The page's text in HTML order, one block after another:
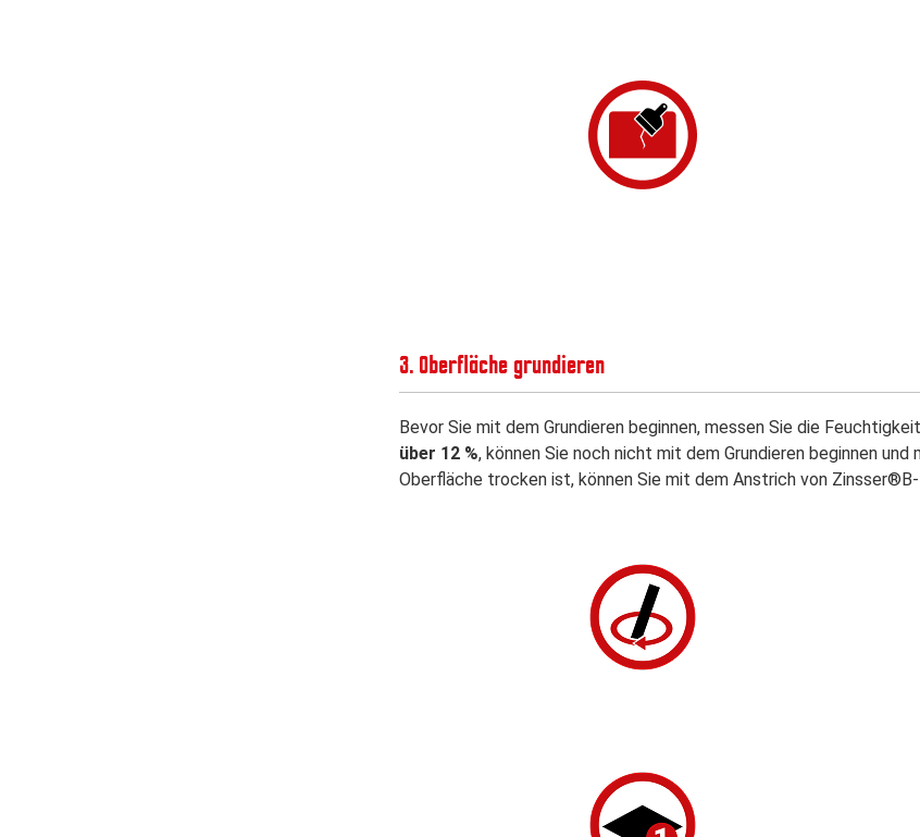
3. Oberfläche grundieren
Bevor Sie mit dem Grundieren beginnen, messen Sie die
über 12 %, können Sie noch nicht mit dem Grundieren beginnen
Oberfläche trocken ist, können Sie mit dem Anstrich von